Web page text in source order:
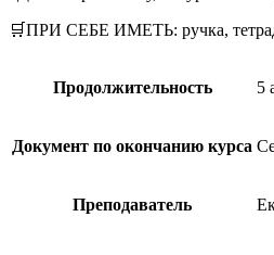
🛒ПРИ СЕБЕ ИМЕТЬ: ручка,
Продолжительность 5
Документ по окончанию курса
Преподаватель